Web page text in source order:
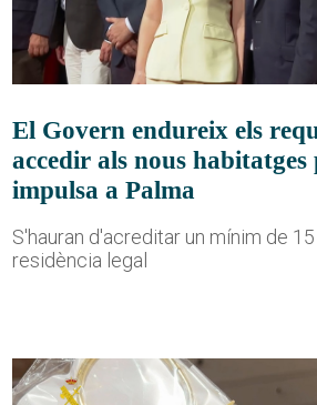
El Govern endureix els
accedir als nous habitatges
impulsa a Palma
S'hauran d'acreditar un mínim de
residència legal